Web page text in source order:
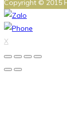
Copyright © 2015
X